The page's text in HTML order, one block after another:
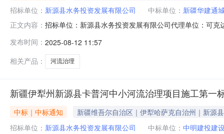
招标单位： 新源县水务投资发展有限公司 中标单位： 新疆华建通
正文内容： 招标单位：新源县水务投资发展有限公司代理单位：可
公开招标的形式，在新疆维吾尔自治区政务服务和公共
后，确定以下中标人，现予以公
发布时间： 2025-08-12 11:57
相关产品：
河流治理
新疆伊犁州新源县卡普河中小河流治理项目施工第一
中标｜中标通知
新疆维吾尔自治区｜伊犁哈萨克自治州｜新源县
招标单位： 新源县水务投资发展有限公司 中标单位： 中明建投建